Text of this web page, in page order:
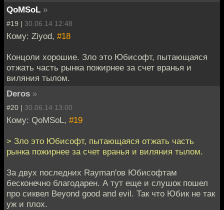
QoMSoL »
#19 | 30.06.14 12:48
Кому: Ziyod, #18
Концоли хорошие. Зло это Юбисофт, пытающаяся
отжать часть рынка пожирнее за счет вранья и
виляния тылом.
Deros »
#20 | 30.06.14 13:00
Кому: QoMSoL, #19
> Зло это Юбисофт, пытающаяся отжать часть
рынка пожирнее за счет вранья и виляния тылом.
За двух последних Rayman'ов Юбисофтам
бесконечно благодарен. А тут еще и слушок пошел
про сиквел Beyond good and evil. Так что Юбик не так
уж и плох.